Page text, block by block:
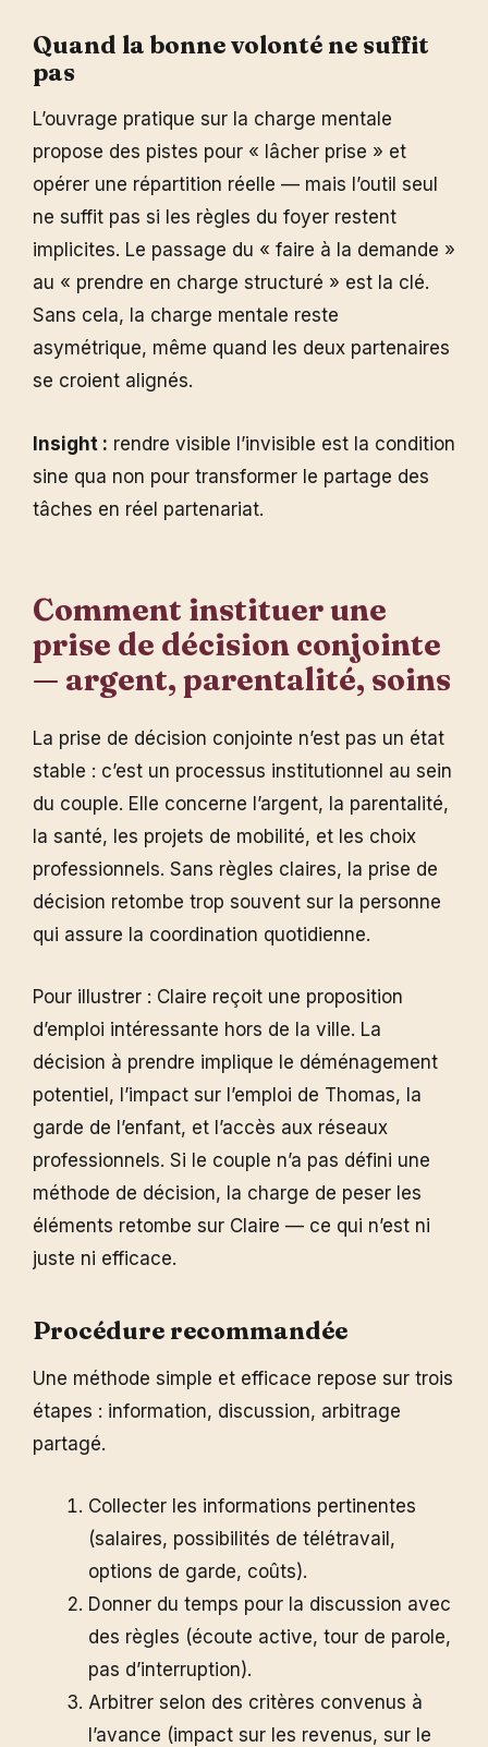
Quand la bonne volonté ne suffit
pas
L’ouvrage pratique sur la charge mentale
propose des pistes pour « lâcher prise » et
opérer une répartition réelle — mais l’outil seul
ne suffit pas si les règles du foyer restent
implicites. Le passage du « faire à la demande »
au « prendre en charge structuré » est la clé.
Sans cela, la charge mentale reste
asymétrique, même quand les deux partenaires
se croient alignés.
Insight : rendre visible l’invisible est la condition
sine qua non pour transformer le partage des
tâches en réel partenariat.
Comment instituer une
prise de décision conjointe
— argent, parentalité, soins
La prise de décision conjointe n’est pas un état
stable : c’est un processus institutionnel au sein
du couple. Elle concerne l’argent, la parentalité,
la santé, les projets de mobilité, et les choix
professionnels. Sans règles claires, la prise de
décision retombe trop souvent sur la personne
qui assure la coordination quotidienne.
Pour illustrer : Claire reçoit une proposition
d’emploi intéressante hors de la ville. La
décision à prendre implique le déménagement
potentiel, l’impact sur l’emploi de Thomas, la
garde de l’enfant, et l’accès aux réseaux
professionnels. Si le couple n’a pas défini une
méthode de décision, la charge de peser les
éléments retombe sur Claire — ce qui n’est ni
juste ni efficace.
Procédure recommandée
Une méthode simple et efficace repose sur trois
étapes : information, discussion, arbitrage
partagé.
Collecter les informations pertinentes
(salaires, possibilités de télétravail,
options de garde, coûts).
Donner du temps pour la discussion avec
des règles (écoute active, tour de parole,
pas d’interruption).
Arbitrer selon des critères convenus à
l’avance (impact sur les revenus, sur le